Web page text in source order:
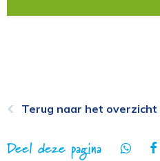
Terug naar het overzicht
Deel deze pagina